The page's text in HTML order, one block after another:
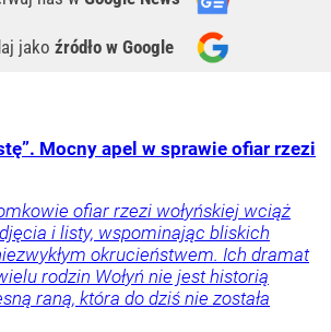
jako źródło w Google
Mocny apel w sprawie ofiar rzezi
ofiar rzezi wołyńskiej wciąż
i listy, wspominając bliskich
okrucieństwem. Ich dramat
rodzin Wołyń nie jest historią
raną, która do dziś nie została